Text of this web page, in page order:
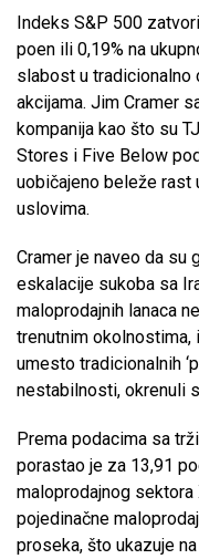
Indeks S&P 500
poen ili 0,19% na
slabost u tradicionalno
akcijama. Jim Cramer
kompanija kao što su
Stores i Five Below
uobičajeno beleže
uslovima.
Cramer je naveo da
eskalacije sukoba sa
maloprodajnih lanaca
trenutnim
umesto tradicionalnih
nestabilnosti, okrenuli
Prema podacima sa
porastao je za 13,91
maloprodajnog sektora
pojedinačne
proseka, što ukazuje